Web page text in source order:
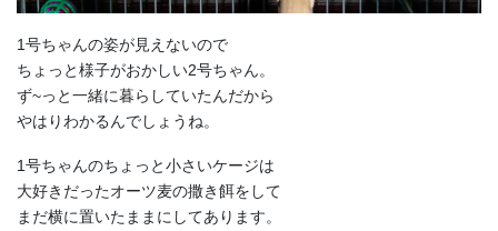
1号ちゃんの姿が見えないので
ちょっと様子がおかしい2号ちゃん。
ず~っと一緒に暮らしていたんだから
やはりわかるんでしょうね。
1号ちゃんのちょっと小さいケージは
大好きだったオーツ麦の撒き餌をして
まだ横に置いたままにしてあります。